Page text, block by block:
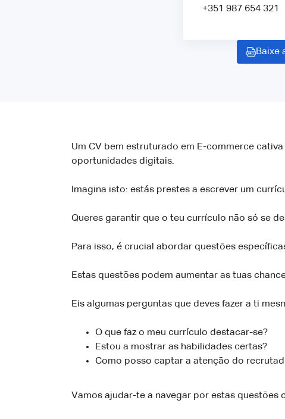
+351 987 654 321
Baixe
Um CV bem estruturado em E-commerce
oportunidades digitais.
Imagina isto: estás prestes a escrever um
Queres garantir que o teu currículo não só se
Para isso, é crucial abordar questões
Estas questões podem aumentar as tuas
Eis algumas perguntas que deves fazer a ti
O que faz o meu currículo destacar-se?
Estou a mostrar as habilidades certas?
Como posso captar a atenção do
Vamos ajudar-te a navegar por estas questões